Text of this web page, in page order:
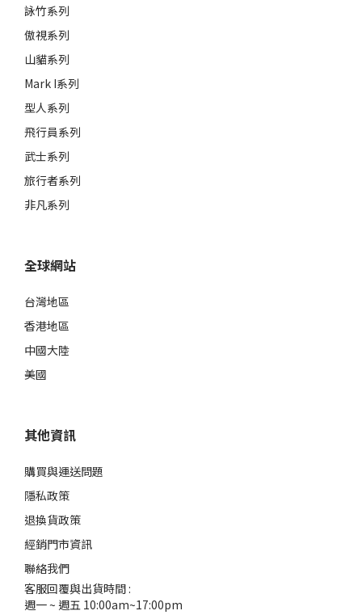
詠竹系列
傲視系列
山貓系列
Mark I系列
型人系列
飛行員系列
武士系列
旅行者系列
非凡系列
全球網站
台灣地區
香港地區
中國大陸
美國
其他資訊
購買與運送問題
隱私政策
退換貨政策
經銷門市資訊
聯絡我們
客服回覆與出貨時間 :
週一 ~ 週五 10:00am~17:00pm